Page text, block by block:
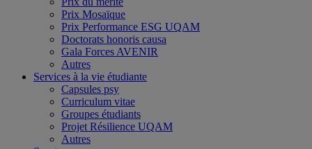
Prix Mosaïque
Prix Performance ESG UQAM
Doctorats honoris causa
Gala Forces AVENIR
Autres
Services à la vie étudiante
Capsules psy
Curriculum vitae
Groupes étudiants
Projet Résilience UQAM
Autres